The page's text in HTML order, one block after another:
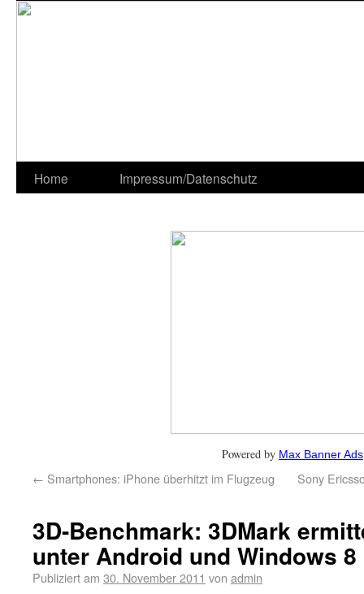
Home Impressum/Datenschutz
Powered by Max Banner Ads
← Smartphones: iPhone überhitzt im Flugzeug Sony
3D-Benchmark: 3DMark
unter Android und Windows 8
Publiziert am 30. November 2011 von admin